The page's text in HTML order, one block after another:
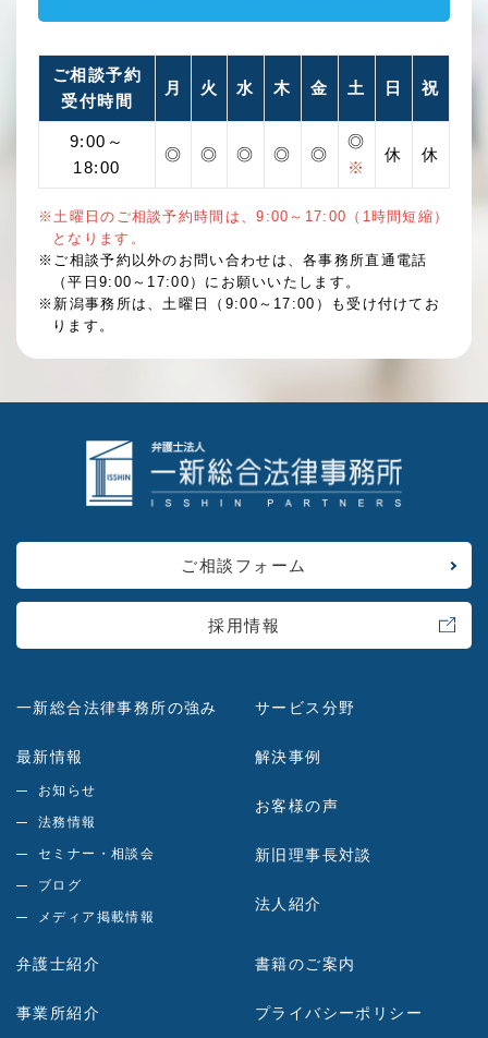
ご相談予約
受付時間
月 火 水 木 金 土 日 祝
9:00～
18:00
◎ ◎ ◎ ◎ ◎
◎
※
休 休
※土曜日のご相談予約時間は、9:00～17:00（1時間短縮）
となります。
※ご相談予約以外のお問い合わせは、各事務所直通電話
（平日9:00～17:00）にお願いいたします。
※新潟事務所は、土曜日（9:00～17:00）も受け付けてお
ります。
ご相談フォーム
採用情報
一新総合法律事務所の強み
最新情報
お知らせ
法務情報
セミナー・相談会
ブログ
メディア掲載情報
サービス分野
解決事例
お客様の声
新旧理事長対談
法人紹介
弁護士紹介
事業所紹介
書籍のご案内
プライバシーポリシー